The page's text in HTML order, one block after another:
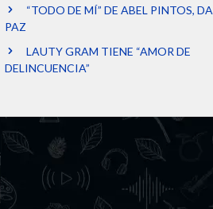
“TODO DE MÍ” DE ABEL PINTOS, DA
PAZ
LAUTY GRAM TIENE “AMOR DE
DELINCUENCIA”